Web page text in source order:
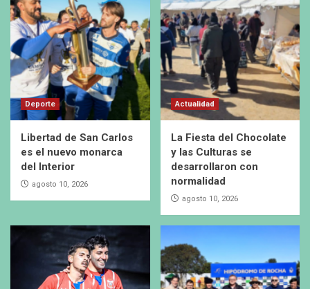
Deporte
Libertad de San Carlos
es el nuevo monarca
del Interior
agosto 10, 2026
Actualidad
La Fiesta del Chocolate
y las Culturas se
desarrollaron con
normalidad
agosto 10, 2026